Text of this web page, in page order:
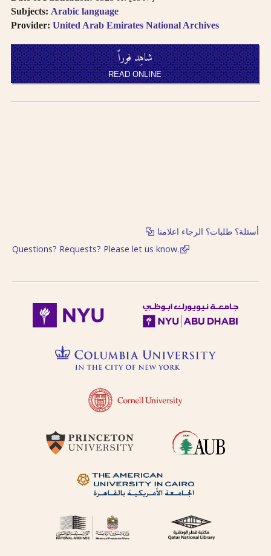
Subjects: Arabic language
Provider: United Arab Emirates National Archives
شاهِد فوراً
READ ONLINE
أسئلة؟ طلبات؟ الرجاء اعلامنا
Questions? Requests? Please let us know.